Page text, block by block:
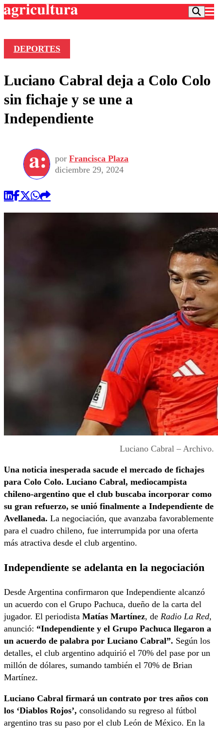
Frecuencias
Agricultura TV
Deportes
Colo Colo
Seleccion Chilena
Torneo Internacional
Universidad de Chile
Entretención
Economía
Internacional
Sustentabilidad
Publicaciones en medios
Opinión
DEPORTES
Luciano Cabral deja a Colo Colo
sin fichaje y se une a
Independiente
por Francisca Plaza
diciembre 29, 2024
Luciano Cabral – Archivo.
Una noticia inesperada sacude el mercado de fichajes
para Colo Colo. Luciano Cabral, mediocampista
chileno-argentino que el club buscaba incorporar como
su gran refuerzo, se unió finalmente a Independiente de
Avellaneda. La negociación, que avanzaba favorablemente
para el cuadro chileno, fue interrumpida por una oferta
más atractiva desde el club argentino.
Independiente se adelanta en la negociación
Desde Argentina confirmaron que Independiente alcanzó
un acuerdo con el Grupo Pachuca, dueño de la carta del
jugador. El periodista Matías Martínez, de Radio La Red,
anunció: “Independiente y el Grupo Pachuca llegaron a
un acuerdo de palabra por Luciano Cabral”. Según los
detalles, el club argentino adquirió el 70% del pase por un
millón de dólares, sumando también el 70% de Brian
Martínez.
Luciano Cabral firmará un contrato por tres años con
los ‘Diablos Rojos’, consolidando su regreso al fútbol
argentino tras su paso por el club León de México. En la